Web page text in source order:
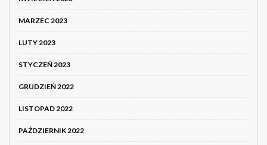
MARZEC 2023
LUTY 2023
STYCZEŃ 2023
GRUDZIEŃ 2022
LISTOPAD 2022
PAŹDZIERNIK 2022